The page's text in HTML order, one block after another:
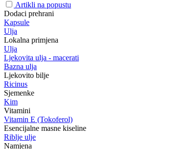
Artikli na popustu
Dodaci prehrani
Kapsule
Ulja
Lokalna primjena
Ulja
Ljekovita ulja - macerati
Bazna ulja
Ljekovito bilje
Ricinus
Sjemenke
Kim
Vitamini
Vitamin E (Tokoferol)
Esencijalne masne kiseline
Riblje ulje
Namjena